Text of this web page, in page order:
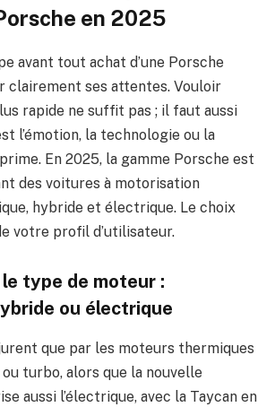
en 2025
avant tout achat d’une Porsche
clairement ses attentes. Vouloir
rapide ne suffit pas ; il faut aussi
l’émotion, la technologie ou la
En 2025, la gamme Porsche est
des voitures à motorisation
hybride et électrique. Le choix
votre profil d’utilisateur.
type de moteur :
ou électrique
que par les moteurs thermiques
turbo, alors que la nouvelle
aussi l’électrique, avec la Taycan en